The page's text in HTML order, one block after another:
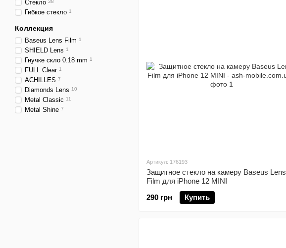
Артикул: 176193
Защитное стекло на камеру Baseus Lens
Film для iPhone 12 MINI
290 грн
Купить
Стекло 38
Гибкое стекло 1
Коллекция
Baseus Lens Film 1
SHIELD Lens 1
Гнучке скло 0.18 mm 1
FULL Clear 1
ACHILLES 7
Diamonds Lens 10
Metal Classic 11
Metal Shine 7